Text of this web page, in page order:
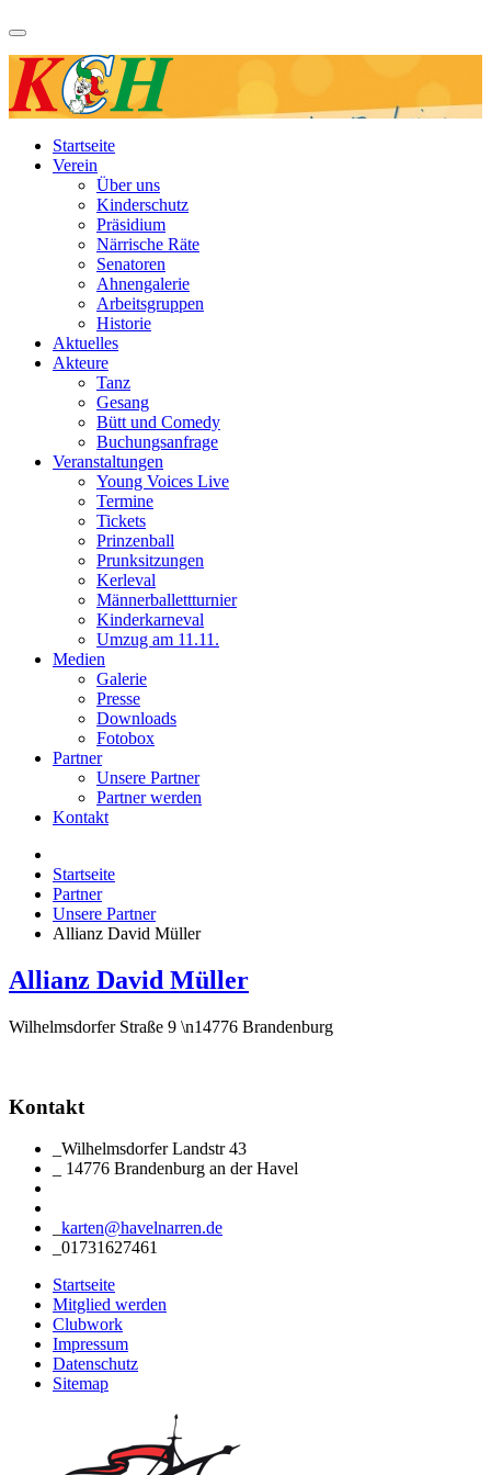
Startseite
Verein
Über uns
Kinderschutz
Präsidium
Närrische Räte
Senatoren
Ahnengalerie
Arbeitsgruppen
Historie
Aktuelles
Akteure
Tanz
Gesang
Bütt und Comedy
Buchungsanfrage
Veranstaltungen
Young Voices Live
Termine
Tickets
Prinzenball
Prunksitzungen
Kerleval
Männerballettturnier
Kinderkarneval
Umzug am 11.11.
Medien
Galerie
Presse
Downloads
Fotobox
Partner
Unsere Partner
Partner werden
Kontakt
Startseite
Partner
Unsere Partner
Allianz David Müller
Allianz David Müller
Wilhelmsdorfer Straße 9 \n14776 Brandenburg
Kontakt
Wilhelmsdorfer Landstr 43
14776 Brandenburg an der Havel
karten@havelnarren.de
01731627461
Startseite
Mitglied werden
Clubwork
Impressum
Datenschutz
Sitemap